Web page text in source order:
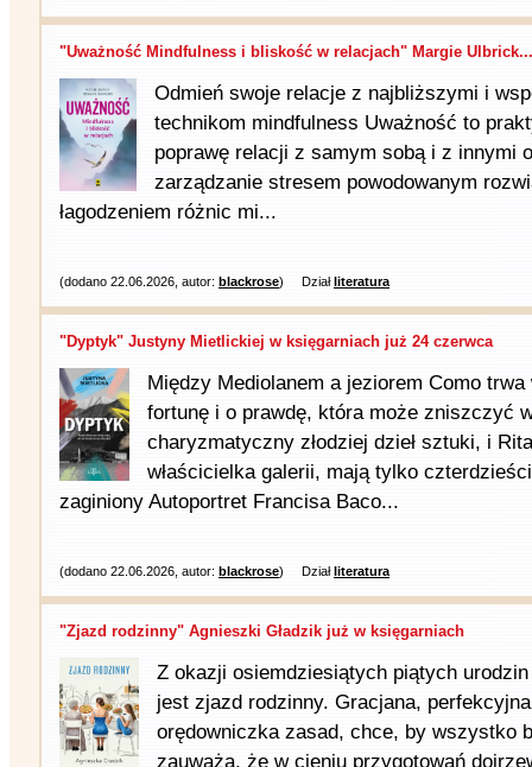
"Uważność Mindfulness i bliskość w relacjach" Margie Ulbrick...
Odmień swoje relacje z najbliższymi i
technikom mindfulness Uważność to
poprawę relacji z samym sobą i z innymi
zarządzanie stresem powodowanym
łagodzeniem różnic mi...
(dodano 22.06.2026, autor: blackrose) Działliteratura
"Dyptyk" Justyny Mietlickiej w księgarniach już 24 czerwca
Między Mediolanem a jeziorem Como
fortunę i o prawdę, która może zniszczyć
charyzmatyczny złodziej dzieł sztuki, i
właścicielka galerii, mają tylko
zaginiony Autoportret Francisa Baco...
(dodano 22.06.2026, autor: blackrose) Działliteratura
"Zjazd rodzinny" Agnieszki Gładzik już w księgarniach
Z okazji osiemdziesiątych piątych
jest zjazd rodzinny. Gracjana,
orędowniczka zasad, chce, by wszystko
zauważa, że w cieniu przygotowań